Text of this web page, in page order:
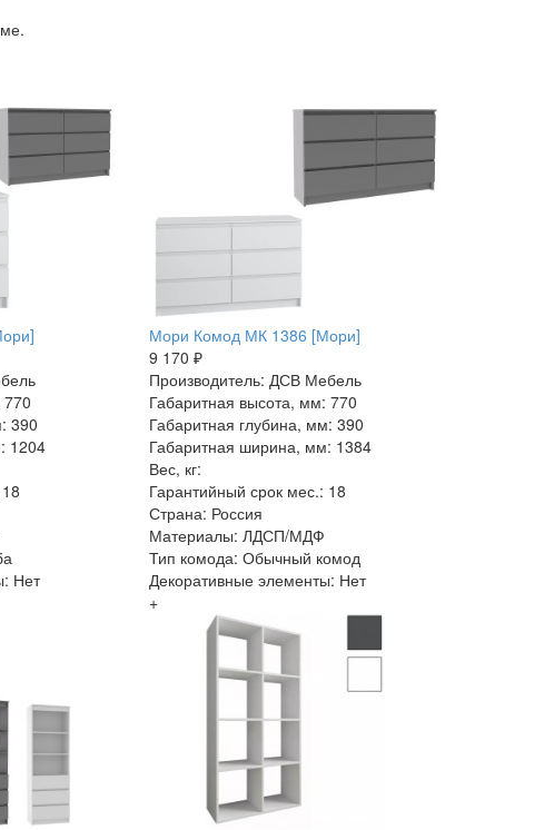
390
1204
Нет
Мори Комод МК 1386 [Мори]
9 170 ₽
Производитель: ДСВ Мебель
Габаритная высота, мм: 770
Габаритная глубина, мм: 390
Габаритная ширина, мм: 1384
Вес, кг:
Гарантийный срок мес.: 18
Страна: Россия
Материалы: ЛДСП/МДФ
Тип комода: Обычный комод
Декоративные элементы: Нет
+